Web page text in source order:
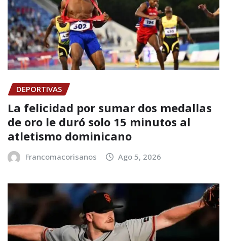
DEPORTIVAS
La felicidad por sumar dos medallas
de oro le duró solo 15 minutos al
atletismo dominicano
Francomacorisanos Ago 5, 2026